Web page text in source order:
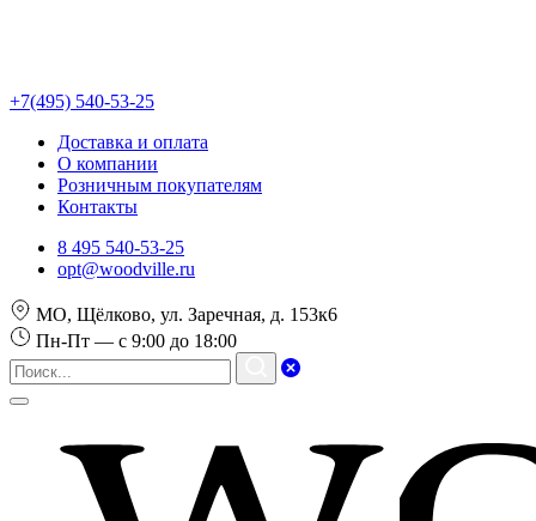
+7(495) 540-53-25
Доставка и оплата
О компании
Розничным покупателям
Контакты
8 495 540-53-25
opt@woodville.ru
МО, Щёлково, ул. Заречная, д. 153к6
Пн-Пт — с 9:00 до 18:00